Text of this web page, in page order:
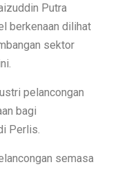
Putra
berkenaan dilihat
sektor
pelancongan
bagi
Perlis.
semasa